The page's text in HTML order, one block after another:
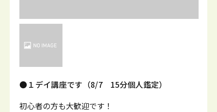
●１デイ講座です（8/7 15分個人鑑定）
初心者の方も大歓迎です！